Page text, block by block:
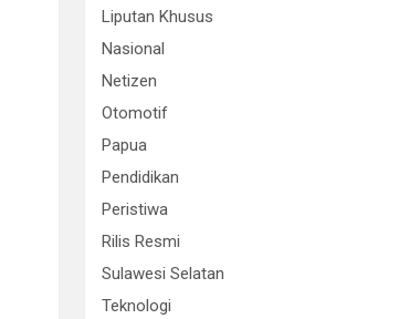
Liputan Khusus
Nasional
Netizen
Otomotif
Papua
Pendidikan
Peristiwa
Rilis Resmi
Sulawesi Selatan
Teknologi